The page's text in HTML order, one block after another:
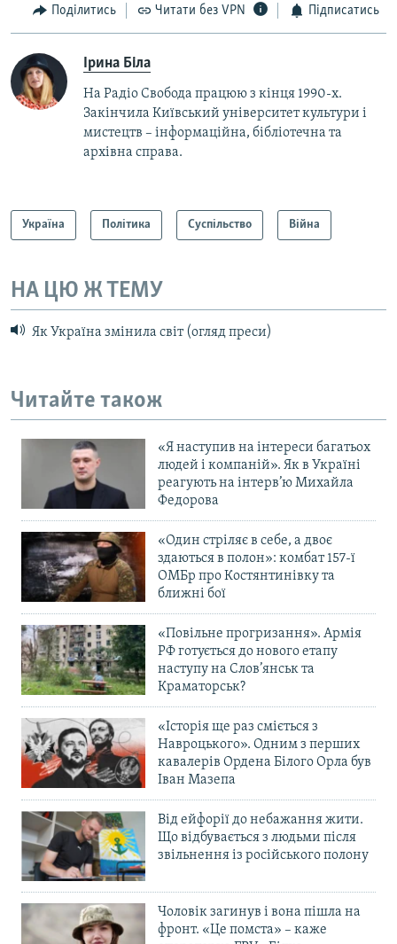
Поділитись Читати без VPN Підписатись
Ірина Біла
На Радіо Свобода працюю з кінця 1990-х.
Закінчила Київський університет культури і
мистецтв – інформаційна, бібліотечна та
архівна справа.
Україна Політика Суспільство Війна
НА ЦЮ Ж ТЕМУ
Як Україна змінила світ (огляд преси)
Читайте також
«Я наступив на інтереси багатьох
людей і компаній». Як в Україні
реагують на інтерв’ю Михайла
Федорова
«Один стріляє в себе, а двоє
здаються в полон»: комбат 157-ї
ОМБр про Костянтинівку та
ближні бої
«Повільне прогризання». Армія
РФ готується до нового етапу
наступу на Слов’янськ та
Краматорськ?
«Історія ще раз сміється з
Навроцького». Одним з перших
кавалерів Ордена Білого Орла був
Іван Мазепа
Від ейфорії до небажання жити.
Що відбувається з людьми після
звільнення із російського полону
Чоловік загинув і вона пішла на
фронт. «Це помста» – каже